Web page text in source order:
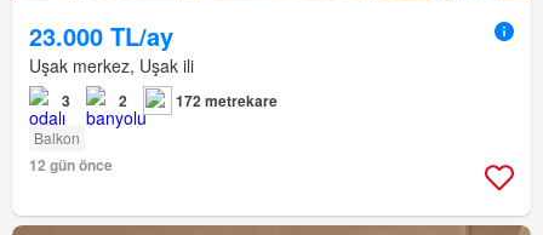
23.000 TL/ay
Uşak merkez, Uşak ili
3 2 172 metrekare
Balkon
12 gün önce